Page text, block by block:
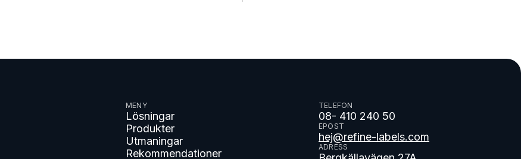
MENY
Lösningar
Produkter
Utmaningar
Rekommendationer
TELEFON
08- 410 240 50
EPOST
hej@refine-labels.com
ADRESS